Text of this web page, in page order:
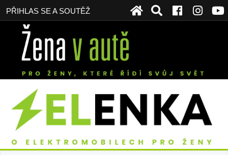
PŘIHLAS SE A SOUTĚŽ